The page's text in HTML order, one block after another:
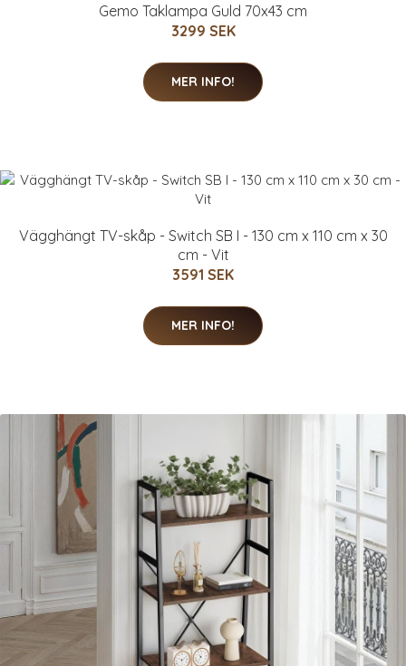
Gemo Taklampa Guld 70x43 cm
3299 SEK
MER INFO!
Vägghängt TV-skåp - Switch SB I - 130 cm x 110 cm x 30
cm - Vit
3591 SEK
MER INFO!